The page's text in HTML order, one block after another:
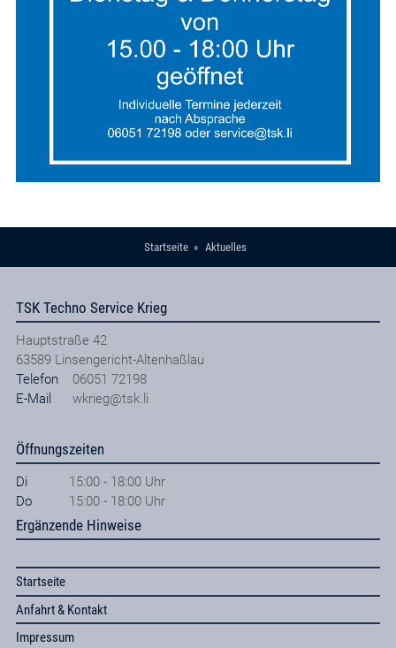
Startseite Aktuelles
TSK Techno Service Krieg
Hauptstraße 42
63589 Linsengericht-Altenhaßlau
Telefon
06051 72198
E-Mail
wkrieg@tsk.li
Öffnungszeiten
Di
15:00 - 18:00 Uhr
Do
15:00 - 18:00 Uhr
Ergänzende Hinweise
Startseite
Anfahrt & Kontakt
Impressum